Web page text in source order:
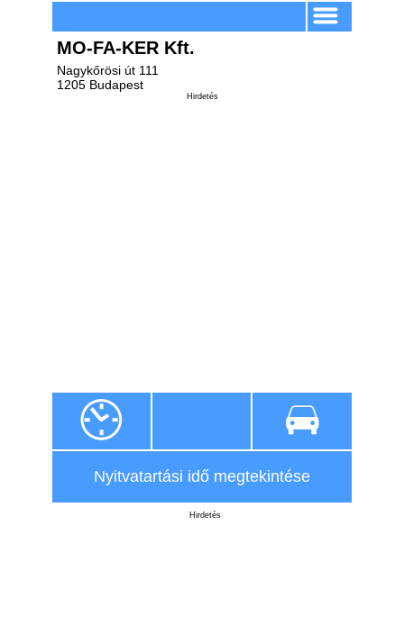
MO-FA-KER Kft.
Nagykőrösi út 111
1205 Budapest
Hirdetés
Nyitvatartási idő megtekintése
Hirdetés